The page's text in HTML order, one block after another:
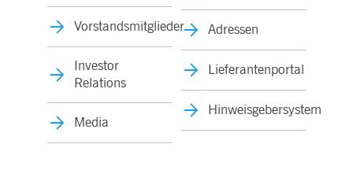
Vorstandsmitglieder
Investor
Relations
Media
Adressen
Lieferantenportal
Hinweisgebersystem